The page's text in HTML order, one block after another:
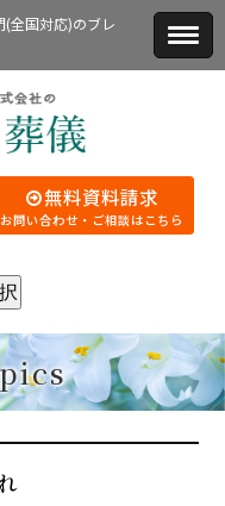
全国対応)のブレ
無料資料請求
お問い合わせ・ご相談はこちら